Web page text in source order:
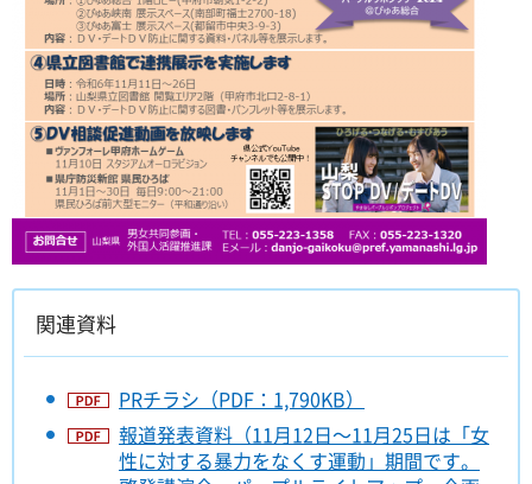
関連資料
PRチラシ（PDF：1,790KB）
報道発表資料（11月12日～11月25日は「女
性に対する暴力をなくす運動」期間です。